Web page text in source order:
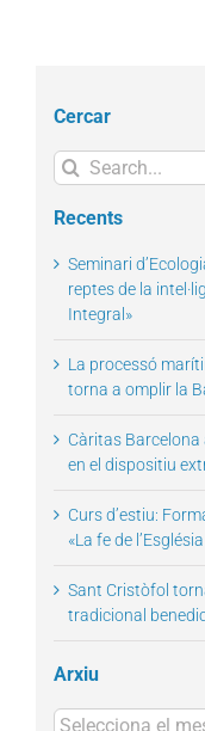
Cercar
Search
for:
Recents
Seminari
reptes de la
Integral»
La processó
torna a omplir la
Càritas
en el dispositiu
Curs d’estiu:
«La fe de
Sant Cristòfol
tradicional
Arxiu
Arxius